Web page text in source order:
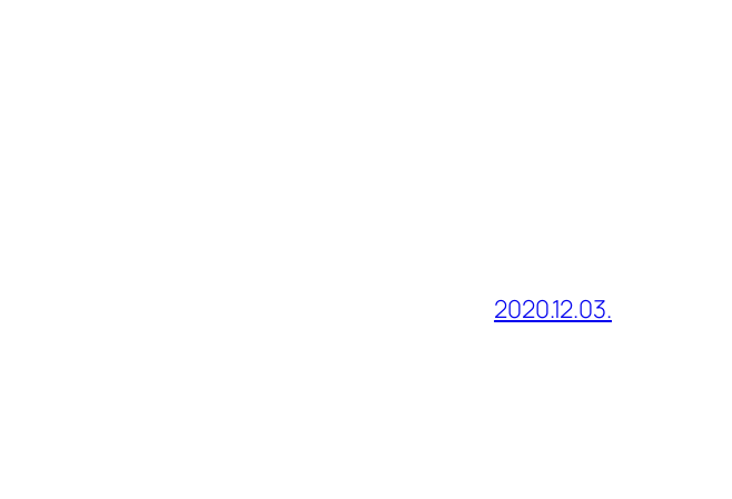
2020.12.03.